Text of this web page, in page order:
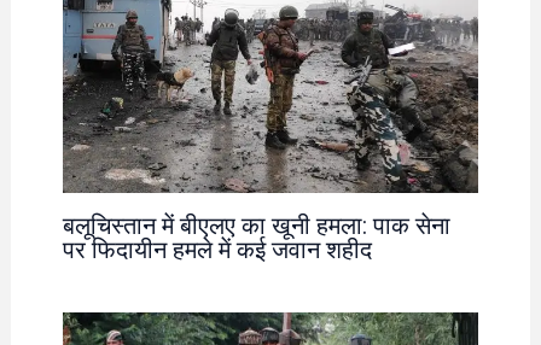
बलूचिस्तान में बीएलए का खूनी हमला: पाक सेना
पर फिदायीन हमले में कई जवान शहीद